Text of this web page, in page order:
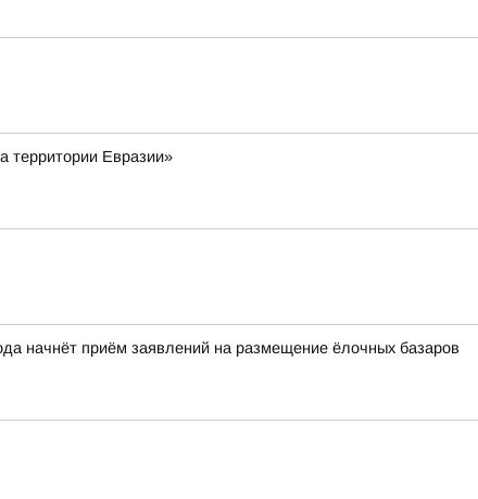
территории Евразии»
начнёт приём заявлений на размещение ёлочных базаров